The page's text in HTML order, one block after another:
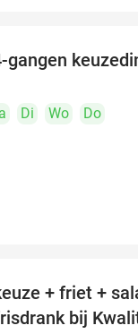
gangen
Di Wo
Do
+ friet +
bij